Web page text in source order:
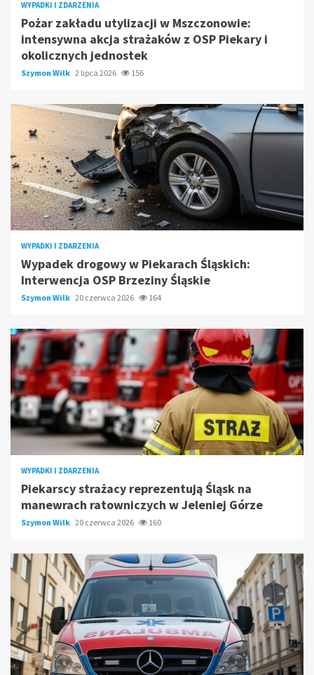
WYPADKI I ZDARZENIA
Pożar zakładu utylizacji w Mszczonowie:
intensywna akcja strażaków z OSP Piekary i
okolicznych jednostek
Szymon Wilk 2 lipca 2026 156
WYPADKI I ZDARZENIA
Wypadek drogowy w Piekarach Śląskich:
Interwencja OSP Brzeziny Śląskie
Szymon Wilk 20 czerwca 2026 164
WYPADKI I ZDARZENIA
Piekarscy strażacy reprezentują Śląsk na
manewrach ratowniczych w Jeleniej Górze
Szymon Wilk 20 czerwca 2026 160